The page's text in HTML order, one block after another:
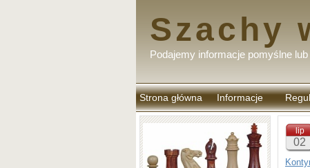
Szachy
Podajemy informacje pomyślne
Strona główna Informacje
lip
02